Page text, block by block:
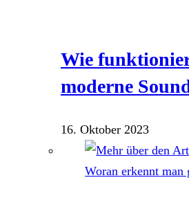
Wie
moderne
16. Oktober 2023